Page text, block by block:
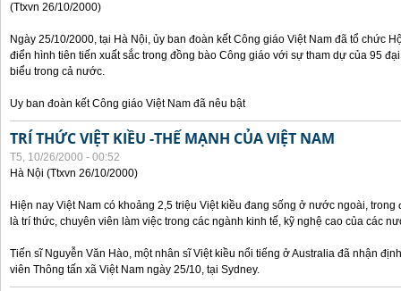
(Ttxvn 26/10/2000)
Ngày 25/10/2000, tại Hà Nội, ủy ban đoàn kết Công giáo Việt Nam đã tổ chức
điển hình tiên tiến xuất sắc trong đồng bào Công giáo với sự tham dự của 95
biểu trong cả nước.
Uy ban đoàn kết Công giáo Việt Nam đã nêu bật
TRÍ THỨC VIỆT KIỀU -THẾ MẠNH CỦA VIỆT NAM
T5, 10/26/2000 - 00:52
Hà Nội (Ttxvn 26/10/2000)
Hiện nay Việt Nam có khoảng 2,5 triệu Việt kiều đang sống ở nước ngoài,
là trí thức, chuyên viên làm việc trong các ngành kinh tế, kỹ nghệ cao của các
Tiến sĩ Nguyễn Văn Hào, một nhân sĩ Việt kiều nổi tiếng ở Australia đã nhận
viên Thông tấn xã Việt Nam ngày 25/10, tại Sydney.